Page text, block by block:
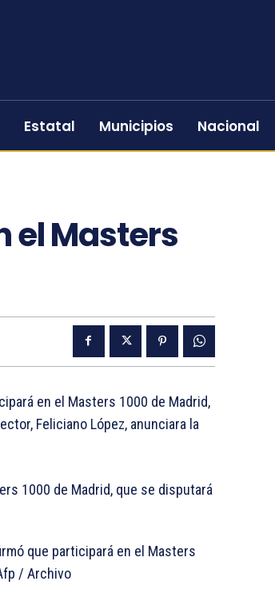
Estatal Municipios Nacional
el Masters
en el Masters 1000 de Madrid,
Feliciano López, anunciara la
que participará en el Masters
/ Archivo